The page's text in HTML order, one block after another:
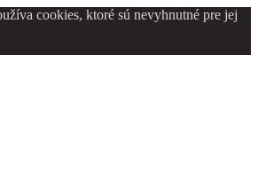
cookies, ktoré sú nevyhnutné pre jej